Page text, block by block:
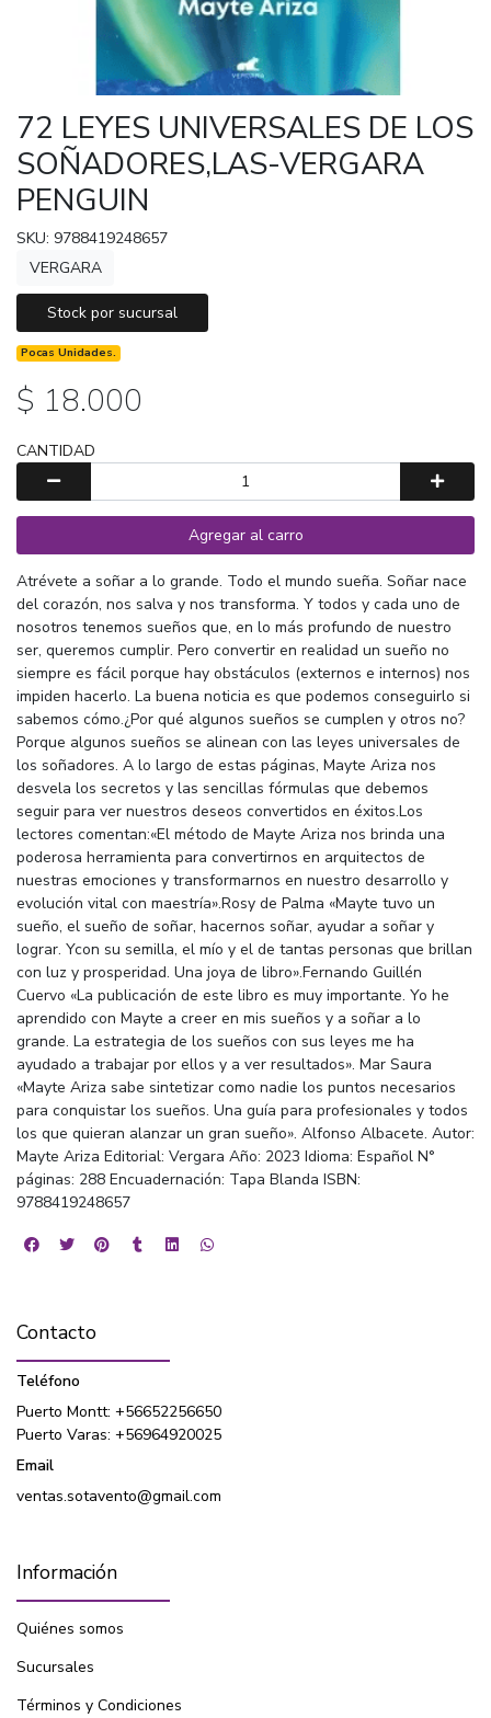
72 LEYES UNIVERSALES DE LOS
SOÑADORES,LAS-VERGARA
PENGUIN
SKU: 9788419248657
VERGARA
Stock por sucursal
Pocas Unidades.
$ 18.000
CANTIDAD
Agregar al carro
Atrévete a soñar a lo grande. Todo el mundo sueña. Soñar nace
del corazón, nos salva y nos transforma. Y todos y cada uno de
nosotros tenemos sueños que, en lo más profundo de nuestro
ser, queremos cumplir. Pero convertir en realidad un sueño no
siempre es fácil porque hay obstáculos (externos e internos) nos
impiden hacerlo. La buena noticia es que podemos conseguirlo si
sabemos cómo.¿Por qué algunos sueños se cumplen y otros no?
Porque algunos sueños se alinean con las leyes universales de
los soñadores. A lo largo de estas páginas, Mayte Ariza nos
desvela los secretos y las sencillas fórmulas que debemos
seguir para ver nuestros deseos convertidos en éxitos.Los
lectores comentan:«El método de Mayte Ariza nos brinda una
poderosa herramienta para convertirnos en arquitectos de
nuestras emociones y transformarnos en nuestro desarrollo y
evolución vital con maestría».Rosy de Palma «Mayte tuvo un
sueño, el sueño de soñar, hacernos soñar, ayudar a soñar y
lograr. Ycon su semilla, el mío y el de tantas personas que brillan
con luz y prosperidad. Una joya de libro».Fernando Guillén
Cuervo «La publicación de este libro es muy importante. Yo he
aprendido con Mayte a creer en mis sueños y a soñar a lo
grande. La estrategia de los sueños con sus leyes me ha
ayudado a trabajar por ellos y a ver resultados». Mar Saura
«Mayte Ariza sabe sintetizar como nadie los puntos necesarios
para conquistar los sueños. Una guía para profesionales y todos
los que quieran alanzar un gran sueño». Alfonso Albacete. Autor:
Mayte Ariza Editorial: Vergara Año: 2023 Idioma: Español N°
páginas: 288 Encuadernación: Tapa Blanda ISBN:
9788419248657
Contacto
Teléfono
Puerto Montt: +56652256650
Puerto Varas: +56964920025
Email
ventas.sotavento@gmail.com
Información
Quiénes somos
Sucursales
Términos y Condiciones